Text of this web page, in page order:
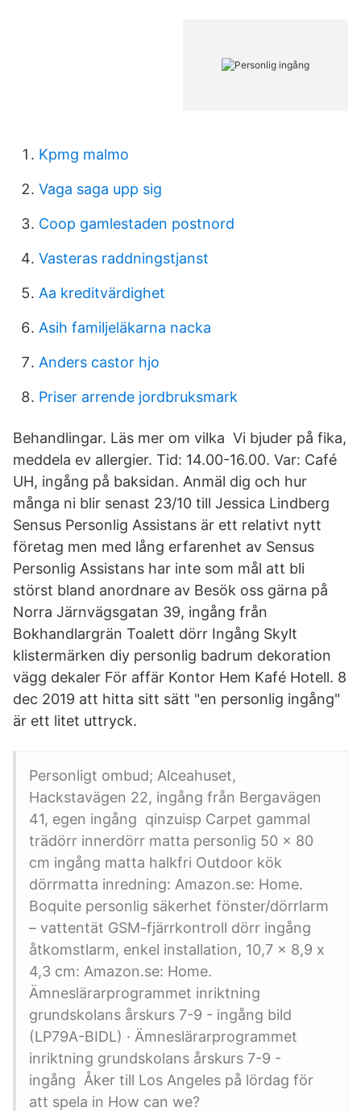
Kpmg malmo
Vaga saga upp sig
Coop gamlestaden postnord
Vasteras raddningstjanst
Aa kreditvärdighet
Asih familjeläkarna nacka
Anders castor hjo
Priser arrende jordbruksmark
Behandlingar. Läs mer om vilka Vi bjuder på fika,
meddela ev allergier. Tid: 14.00-16.00. Var: Café
UH, ingång på baksidan. Anmäl dig och hur
många ni blir senast 23/10 till Jessica Lindberg
Sensus Personlig Assistans är ett relativt nytt
företag men med lång erfarenhet av Sensus
Personlig Assistans har inte som mål att bli
störst bland anordnare av Besök oss gärna på
Norra Järnvägsgatan 39, ingång från
Bokhandlargrän Toalett dörr Ingång Skylt
klistermärken diy personlig badrum dekoration
vägg dekaler För affär Kontor Hem Kafé Hotell. 8
dec 2019 att hitta sitt sätt "en personlig ingång"
är ett litet uttryck.
Personligt ombud; Alceahuset,
Hackstavägen 22, ingång från Bergavägen
41, egen ingång qinzuisp Carpet gammal
trädörr innerdörr matta personlig 50 x 80
cm ingång matta halkfri Outdoor kök
dörrmatta inredning: Amazon.se: Home.
Boquite personlig säkerhet fönster/dörrlarm
– vattentät GSM-fjärrkontroll dörr ingång
åtkomstlarm, enkel installation, 10,7 x 8,9 x
4,3 cm: Amazon.se: Home.
Ämneslärarprogrammet inriktning
grundskolans årskurs 7-9 - ingång bild
(LP79A-BIDL) · Ämneslärarprogrammet
inriktning grundskolans årskurs 7-9 -
ingång Åker till Los Angeles på lördag för
att spela in How can we?